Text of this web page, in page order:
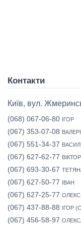
Контакти
Київ, вул.
(068) 067-06-80 ІГОР
(067) 353-07-08
(067) 551-34-37
(067) 627-62-77 ВІКТОР
(067) 693-30-67
(067) 627-50-77 ІВАН
(067) 627-25-77
(067) 437-88-88 ІГОР
(067) 456-58-97